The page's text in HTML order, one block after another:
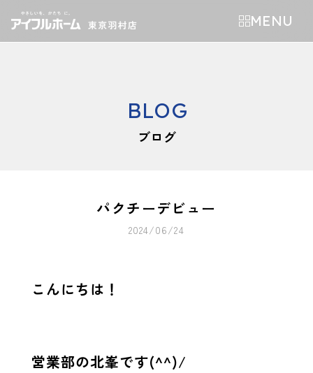
MENU
BLOG
ブログ
パクチーデビュー
2024/06/24
こんにちは！
営業部の北峯です(^^)/